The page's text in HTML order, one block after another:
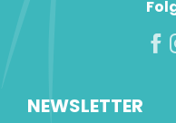
NEWSLETTER